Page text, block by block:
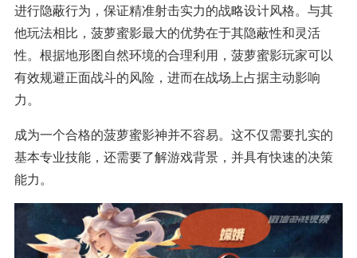
进行隐蔽行为，保证精准射击实力的战略设计风格。与其
他玩法相比，菠萝蜜影最大的优势在于其隐蔽性和灵活
性。根据地形图自然环境的合理利用，菠萝蜜影玩家可以
有效规避正面战斗的风险，进而在战场上占据主动影响
力。
成为一个合格的菠萝蜜影神并不容易。这不仅需要扎实的
基本专业技能，还需要了解游戏背景，并具有快速的决策
能力。